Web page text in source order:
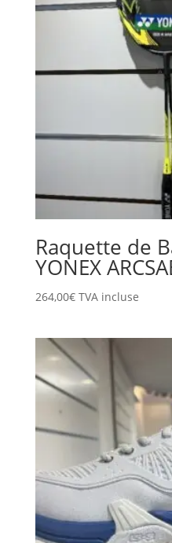
Raquette de
YONEX
264,00€ TVA incluse